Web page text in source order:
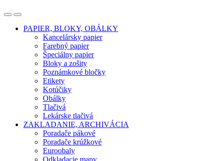
OpenClose
PAPIER, BLOKY, OBÁLKY
Kancelársky papier
Farebný papier
Špeciálny papier
Bloky a zošity
Poznámkové bločky
Etikety
Kotúčiky
Obálky
Tlačivá
Lekárske tlačivá
ZAKLADANIE, ARCHIVÁCIA
Poradače pákové
Poradače krúžkové
Euroobaly
Odkladacie mapy